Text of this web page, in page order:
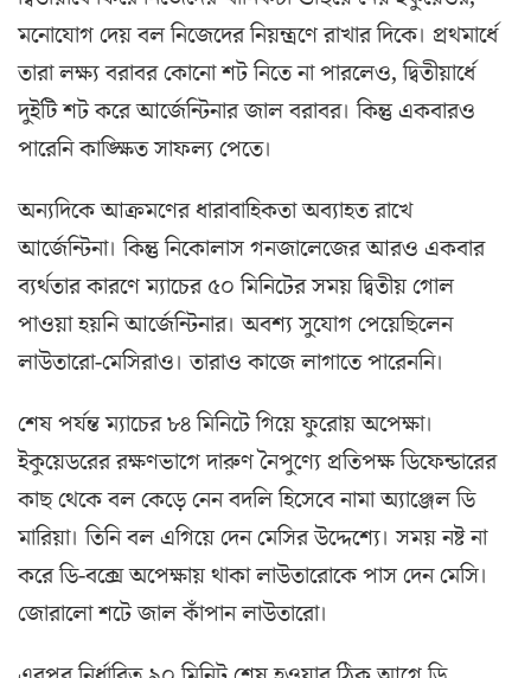
মনোযোগ দেয় বল নিজেদের নিয়ন্ত্রণে রাখার দিকে। প্রথমার্ধে
তারা লক্ষ্য বরাবর কোনো শট নিতে না পারলেও, দ্বিতীয়ার্ধে
দুইটি শট করে আর্জেন্টিনার জাল বরাবর। কিন্তু একবারও
পারেনি কাঙ্ক্ষিত সাফল্য পেতে।
অন্যদিকে আক্রমণের ধারাবাহিকতা অব্যাহত রাখে
আর্জেন্টিনা। কিন্তু নিকোলাস গনজালেজের আরও একবার
ব্যর্থতার কারণে ম্যাচের ৫০ মিনিটের সময় দ্বিতীয় গোল
পাওয়া হয়নি আর্জেন্টিনার। অবশ্য সুযোগ পেয়েছিলেন
লাউতারো-মেসিরাও। তারাও কাজে লাগাতে পারেননি।
শেষ পর্যন্ত ম্যাচের ৮৪ মিনিটে গিয়ে ফুরোয় অপেক্ষা।
ইকুয়েডরের রক্ষণভাগে দারুণ নৈপুণ্যে প্রতিপক্ষ ডিফেন্ডারের
কাছ থেকে বল কেড়ে নেন বদলি হিসেবে নামা অ্যাঞ্জেল ডি
মারিয়া। তিনি বল এগিয়ে দেন মেসির উদ্দেশ্যে। সময় নষ্ট না
করে ডি-বক্সে অপেক্ষায় থাকা লাউতারোকে পাস দেন মেসি।
জোরালো শটে জাল কাঁপান লাউতারো।